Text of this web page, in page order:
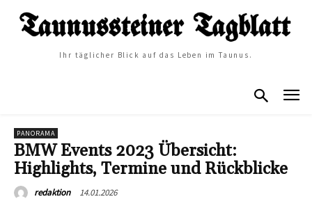
Ihr täglicher Blick auf das Leben im Taunus.
PANORAMA
BMW Events 2023 Übersicht:
Highlights, Termine und Rückblicke
redaktion 14.01.2026